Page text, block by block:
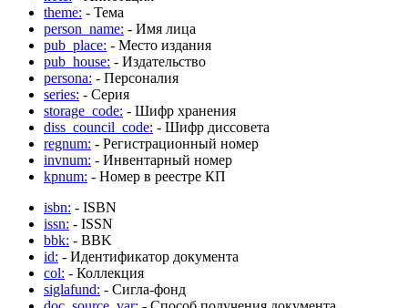
theme: - Тема
person_name: - Имя лица
pub_place: - Место издания
pub_house: - Издательство
persona: - Персоналия
series: - Серия
storage_code: - Шифр хранения
diss_council_code: - Шифр диссовета
regnum: - Регистрационный номер
invnum: - Инвентарный номер
kpnum: - Номер в реестре КП
isbn: - ISBN
issn: - ISSN
bbk: - BBK
id: - Идентификатор документа
col: - Коллекция
siglafund: - Сигла-фонд